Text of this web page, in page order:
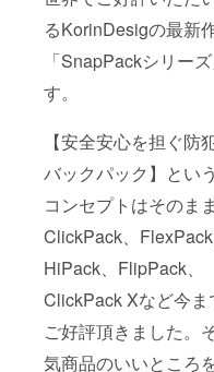
るKorinDesigの最新作
「SnapPackシリー
す。
【安全安心を担ぐ防
バックパック】とい
コンセプトはそのま
ClickPack、FlexPack
HiPack、FlipPack、
ClickPack Xなど今ま
ご好評頂きました。
気商品のいいところ